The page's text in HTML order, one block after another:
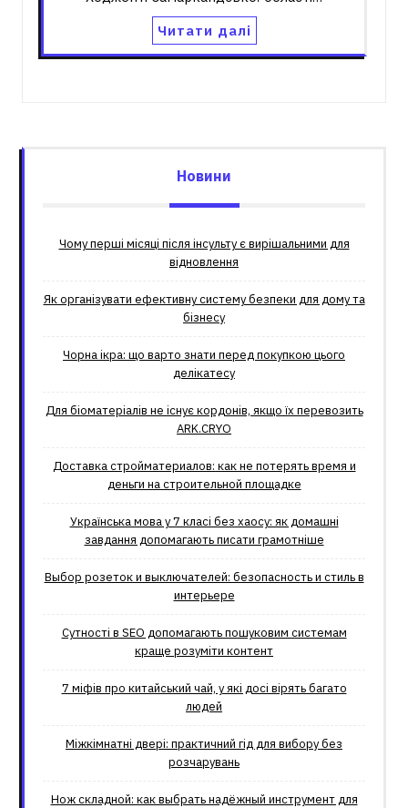
Читати далі
Новини
Чому перші місяці після інсульту є вирішальними для
відновлення
Як організувати ефективну систему безпеки для дому та
бізнесу
Чорна ікра: що варто знати перед покупкою цього
делікатесу
Для біоматеріалів не існує кордонів, якщо їх перевозить
ARK.CRYO
Доставка стройматериалов: как не потерять время и
деньги на строительной площадке
Українська мова у 7 класі без хаосу: як домашні
завдання допомагають писати грамотніше
Выбор розеток и выключателей: безопасность и стиль в
интерьере
Сутності в SEO допомагають пошуковим системам
краще розуміти контент
7 міфів про китайський чай, у які досі вірять багато
людей
Міжкімнатні двері: практичний гід для вибору без
розчарувань
Нож складной: как выбрать надёжный инструмент для